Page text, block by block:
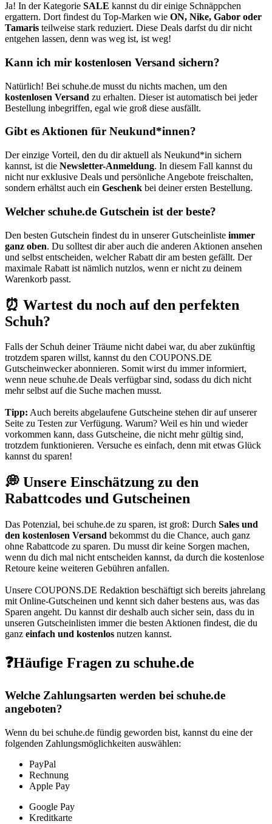
Ja! In der Kategorie SALE kannst du dir einige Schnäppchen
ergattern. Dort findest du Top-Marken wie ON, Nike, Gabor oder
Tamaris teilweise stark reduziert. Diese Deals darfst du dir nicht
entgehen lassen, denn was weg ist, ist weg!
Kann ich mir kostenlosen Versand sichern?
Natürlich! Bei schuhe.de musst du nichts machen, um den
kostenlosen Versand zu erhalten. Dieser ist automatisch bei jeder
Bestellung inbegriffen, egal wie groß diese ausfällt.
Gibt es Aktionen für Neukund*innen?
Der einzige Vorteil, den du dir aktuell als Neukund*in sichern
kannst, ist die Newsletter-Anmeldung. In diesem Fall kannst du
nicht nur exklusive Deals und persönliche Angebote freischalten,
sondern erhältst auch ein Geschenk bei deiner ersten Bestellung.
Welcher schuhe.de Gutschein ist der beste?
Den besten Gutschein findest du in unserer Gutscheinliste immer
ganz oben. Du solltest dir aber auch die anderen Aktionen ansehen
und selbst entscheiden, welcher Rabatt dir am besten gefällt. Der
maximale Rabatt ist nämlich nutzlos, wenn er nicht zu deinem
Warenkorb passt.
⏰ Wartest du noch auf den perfekten
Schuh?
Falls der Schuh deiner Träume nicht dabei war, du aber zukünftig
trotzdem sparen willst, kannst du den COUPONS.DE
Gutscheinweckerabonnieren. Somit wirst du immer informiert,
wenn neue schuhe.de Deals verfügbar sind, sodass du dich nicht
mehr selbst auf die Suche machen musst.
Tipp: Auch bereits abgelaufene Gutscheine stehen dir auf unserer
Seite zu Testen zur Verfügung. Warum? Weil es hin und wieder
vorkommen kann, dass Gutscheine, die nicht mehr gültig sind,
trotzdem funktionieren. Versuche es einfach, denn mit etwas Glück
kannst du sparen!
💭 Unsere Einschätzung zu den
Rabattcodes und Gutscheinen
Das Potenzial, bei schuhe.de zu sparen, ist groß: Durch Sales und
den kostenlosen Versand bekommst du die Chance, auch ganz
ohne Rabattcode zu sparen. Du musst dir keine Sorgen machen,
wenn du dich mal nicht entscheiden kannst, da durch die kostenlose
Retoure keine weiteren Gebühren anfallen.
Unsere COUPONS.DE Redaktion beschäftigt sich bereits jahrelang
mit Online-Gutscheinen und kennt sich daher bestens aus, was das
Sparen angeht. Du kannst dir deshalb auch sicher sein, dass du in
unseren Gutscheinlisten immer die besten Aktionen findest, die du
ganz einfach und kostenlos nutzen kannst.
❓Häufige Fragen zu schuhe.de
Welche Zahlungsarten werden bei schuhe.de
angeboten?
Wenn du bei schuhe.de fündig geworden bist, kannst du eine der
folgenden Zahlungsmöglichkeiten auswählen:
PayPal
Rechnung
Apple Pay
Google Pay
Kreditkarte